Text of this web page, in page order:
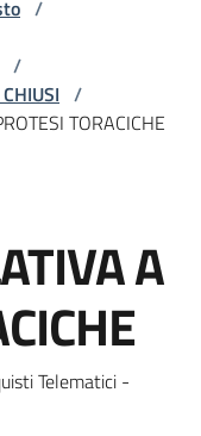
/
/
/
TORACICHE
A
Telematici -